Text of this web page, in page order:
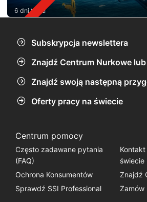
6 dni temu
Subskrypcja newslettera
Znajdź Centrum Nurkowe
Znajdź swoją następną
Oferty pracy na świecie
Centrum pomocy
Często zadawane pytania
(FAQ)
świecie
Ochrona Konsumentów
Znajdź
Sprawdź SSI Professional
Zamów